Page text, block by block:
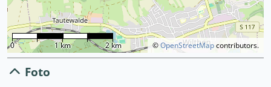
©OpenStreetMapcontributors.
0 1 km 2 km
Foto